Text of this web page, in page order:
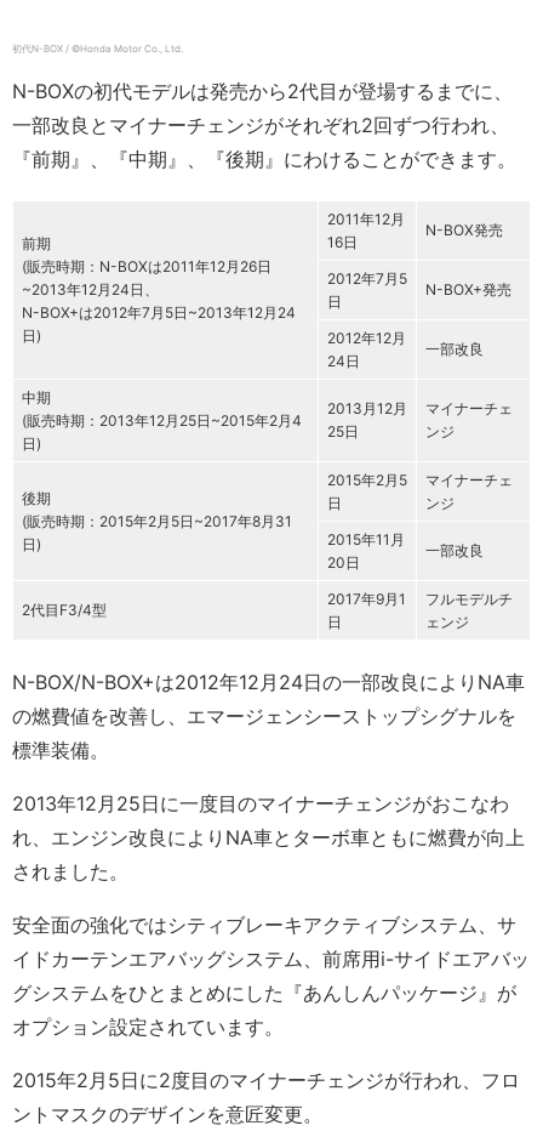
初代N-BOX / ©Honda Motor Co., Ltd.
N-BOXの初代モデルは発売から2代目が登場するまでに、
一部改良とマイナーチェンジがそれぞれ2回ずつ行われ、
『前期』、『中期』、『後期』にわけることができます。
前期
(販売時期：N-BOXは2011年12月26日
~2013年12月24日、
N-BOX+は2012年7月5日~2013年12月24
日)
2011年12月
16日
N-BOX発売
2012年7月5
日
N-BOX+発売
2012年12月
24日
一部改良
中期
(販売時期：2013年12月25日~2015年2月4
日)
2013月12月
25日
マイナーチェ
ンジ
後期
(販売時期：2015年2月5日~2017年8月31
日)
2015年2月5
日
マイナーチェ
ンジ
2015年11月
20日
一部改良
2代目F3/4型
2017年9月1
日
フルモデルチ
ェンジ
N-BOX/N-BOX+は2012年12月24日の一部改良によりNA車
の燃費値を改善し、エマージェンシーストップシグナルを
標準装備。
2013年12月25日に一度目のマイナーチェンジがおこなわ
れ、エンジン改良によりNA車とターボ車ともに燃費が向上
されました。
安全面の強化ではシティブレーキアクティブシステム、サ
イドカーテンエアバッグシステム、前席用i-サイドエアバッ
グシステムをひとまとめにした『あんしんパッケージ』が
オプション設定されています。
2015年2月5日に2度目のマイナーチェンジが行われ、フロ
ントマスクのデザインを意匠変更。